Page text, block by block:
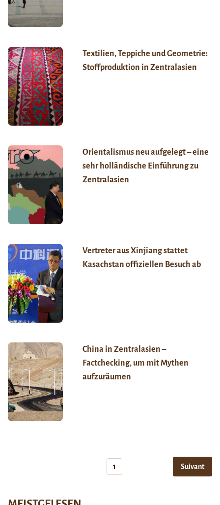
Textilien, Teppiche und Geometrie:
Stoffproduktion in Zentralasien
Orientalismus neu aufgelegt – eine
sehr holländische Einführung zu
Zentralasien
Vertreter aus Xinjiang stattet
Kasachstan offiziellen Besuch ab
China in Zentralasien –
Factchecking, um mit Mythen
aufzuräumen
1 Suivant